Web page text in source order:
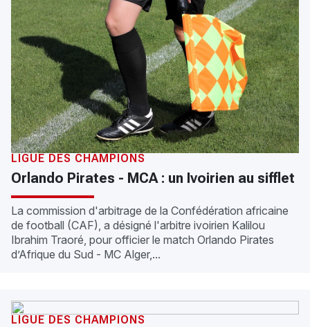
LIGUE DES CHAMPIONS
Orlando Pirates - MCA : un Ivoirien au sifflet
La commission d'arbitrage de la Confédération africaine
de football (CAF), a désigné l'arbitre ivoirien Kalilou
Ibrahim Traoré, pour officier le match Orlando Pirates
d’Afrique du Sud - MC Alger,...
LIGUE DES CHAMPIONS